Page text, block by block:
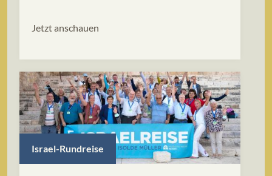
Jetzt anschauen
Israel-Rundreise